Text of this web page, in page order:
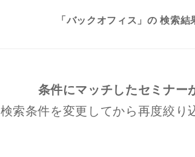
「バックオフィス」の 検索結
条件にマッチしたセミナー
検索条件を変更してから再度絞り